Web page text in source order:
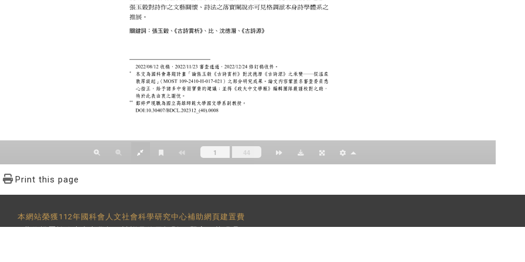
Print this page
本網站榮獲112年國科會人文社會科學研究中心補助網頁建置費